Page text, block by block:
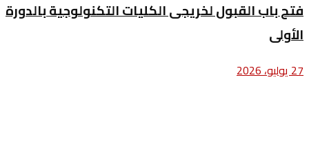
فتح باب القبول لخريجى الكليات التكنولوجية بالدورة
الأولى
27 يوليو، 2026